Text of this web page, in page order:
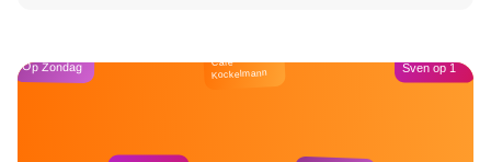
Op Zondag Café
Kockelmann Sven op 1